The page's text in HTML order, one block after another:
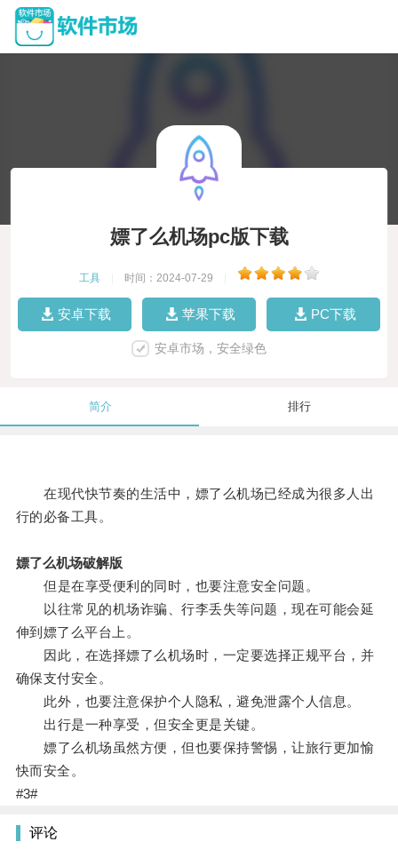
嫖了么机场pc版下载
工具 时间：2024-07-29
安卓下载 苹果下载 PC下载
安卓市场，安全绿色
简介 排行
在现代快节奏的生活中，嫖了么机场已经成为很多人出
行的必备工具。
嫖了么机场破解版
但是在享受便利的同时，也要注意安全问题。
以往常见的机场诈骗、行李丢失等问题，现在可能会延
伸到嫖了么平台上。
因此，在选择嫖了么机场时，一定要选择正规平台，并
确保支付安全。
此外，也要注意保护个人隐私，避免泄露个人信息。
出行是一种享受，但安全更是关键。
嫖了么机场虽然方便，但也要保持警惕，让旅行更加愉
快而安全。
#3#
评论